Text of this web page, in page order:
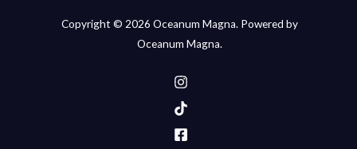
Copyright © 2026 Oceanum Magna. Powered by
Oceanum Magna.